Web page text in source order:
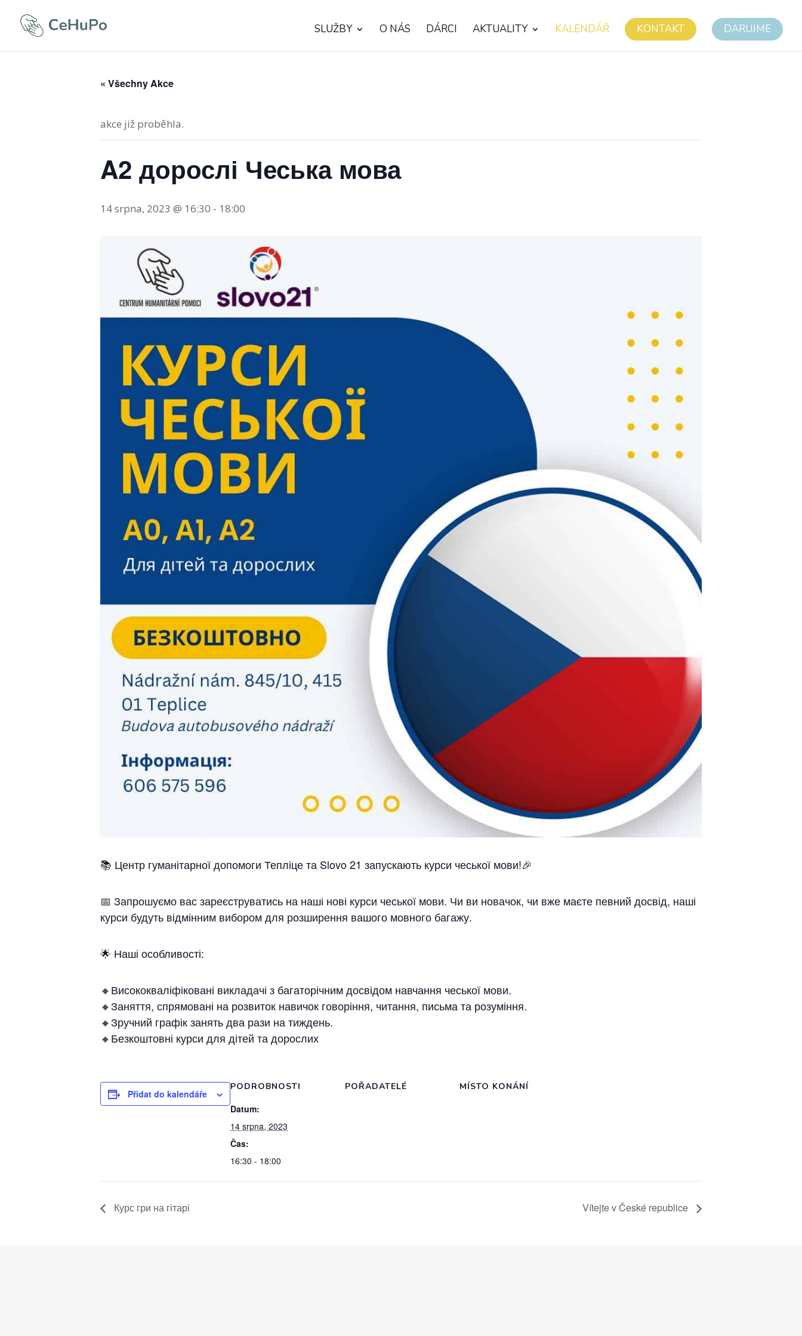
SLUŽBY O NÁS DÁRCI AKTUALITY KALENDÁŘ KONTAKT DARUJME
« Všechny Akce
akce již proběhla.
A2 дорослі Чеська мова
14 srpna, 2023 @ 16:30 - 18:00
📚 Центр гуманітарної допомоги Тепліце та Slovo 21 запускають курси чеської мови!🎉
📅 Запрошуємо вас зареєструватись на наші нові курси чеської мови. Чи ви новачок, чи вже маєте певний досвід, наші
курси будуть відмінним вибором для розширення вашого мовного багажу.
🌟 Наші особливості:
🔸Висококваліфіковані викладачі з багаторічним досвідом навчання чеської мови.
🔸Заняття, спрямовані на розвиток навичок говоріння, читання, письма та розуміння.
🔸Зручний графік занять два рази на тиждень.
🔸Безкоштовні курси для дітей та дорослих
Přidat do kalendáře
PODROBNOSTI
Datum:
14 srpna, 2023
Čas:
16:30 - 18:00
POŘADATELÉ MÍSTO KONÁNÍ
Курс гри на гітарі Vítejte v České republice